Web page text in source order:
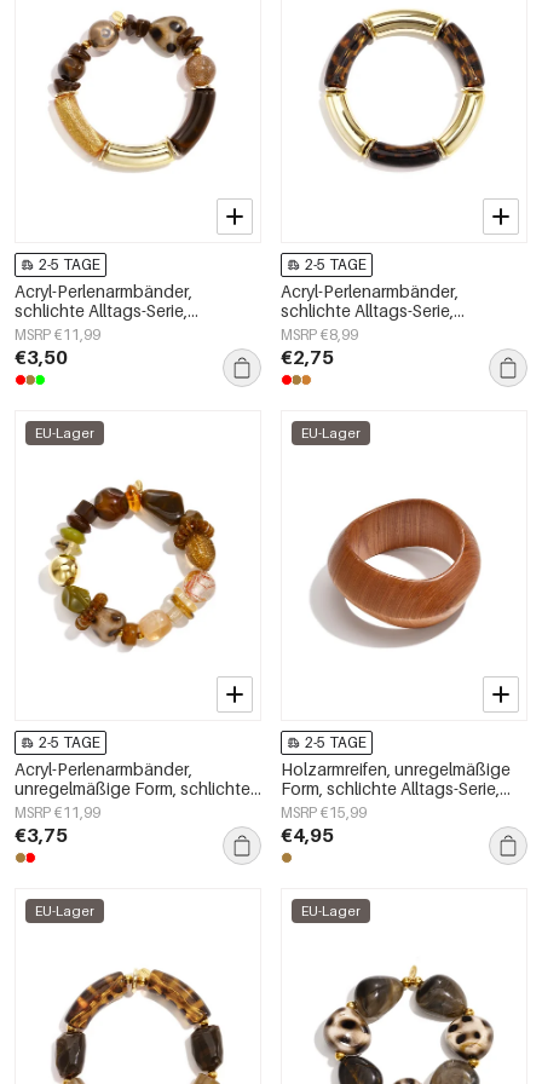
2-5 TAGE
Acryl-Perlenarmbänder,
schlichte Alltags-Serie,
Damenschmuck
MSRP €11,99
€3,50
2-5 TAGE
Acryl-Perlenarmbänder,
schlichte Alltags-Serie,
Damenschmuck
MSRP €8,99
€2,75
EU-Lager
2-5 TAGE
Acryl-Perlenarmbänder,
unregelmäßige Form, schlichte
Alltagsserie, Damenschmuck
MSRP €11,99
€3,75
EU-Lager
2-5 TAGE
Holzarmreifen, unregelmäßige
Form, schlichte Alltags-Serie,
Damenschmuck
MSRP €15,99
€4,95
EU-Lager EU-Lager